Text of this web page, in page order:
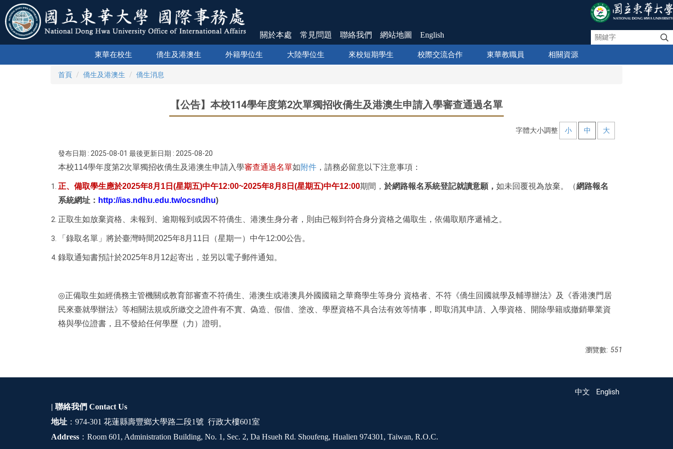
跳
到
主
關於本處 常見問題 聯絡我們 網站地圖 English
東華在校生 僑生及港澳生 外籍學位生 大陸學位生 來校短期學生 校際交流合作 東華教職員 相關資源
首頁 僑生及港澳生 僑生消息
【公告】本校114學年度第2次單獨招收僑生及港澳生申請入學審查通過名單
字體大小調整 小 中 大
發布日期 : 2025-08-01 最後更新日期 : 2025-08-20
本校114學年度第2次單獨招收僑生及港澳生申請入學審查通過名單如附件 ，請務必留意以下注意事項：
正、備取學生應於2025年8月1日(星期五)中午12:00~2025年8月8日(星期五)中午12:00期間， 於網路報名系統登記就讀意願， 如未回覆視為放棄。（網路報名
系統網址： http://ias.ndhu.edu.tw/ocsndhu)
正取生如放棄資格、未報到、逾期報到或因不符僑生、港澳生身分者，則由已報到符合身分資格之備取生，依備取順序遞補之。
「錄取名單」將於臺灣時間2025年8月11日（星期一）中午12:00公告。
錄取通知書預計於2025年8月12起寄出 ，並另以電子郵件通知。
◎正備取生如經僑務主管機關或教育部審查不符僑生、港澳生或港澳具外國國籍之華裔學生等身分 資格者、不符《僑生回國就學及輔導辦法》及《香港澳門居
民來臺就學辦法》等相關法規或所繳交之證件有不實、偽造、假借、塗改、學歷資格不具合法有效等情事，即取消其申請、入學資格、開除學籍或撤銷畢業資
格與學位證書，且不發給任何學歷（力）證明。
瀏覽數: 551
中文 English
| 聯絡我們 Contact Us
地址 ：974-301 花蓮縣壽豐鄉大學路二段1號 行政大樓601室
Address ：Room 601, Administration Building, No. 1, Sec. 2, Da Hsueh Rd. Shoufeng, Hualien 974301, Taiwan, R.O.C.